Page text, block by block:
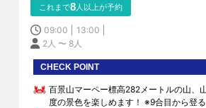
これまで8人以上が予約
09:00
13:00
2人 〜 8人
CHECK POINT
百景山マーペー標高282メートルの山、
度の景色を楽しめます！ ※9合目から登